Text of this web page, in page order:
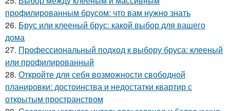
профилированным брусом: что вам нужно знать
26. Брус или клееный брус: какой выбор для вашего
дома
27. Профессиональный подход к выбору бруса: клееный
или профилированный
28. Откройте для себя возможности свободной
планировки: достоинства и недостатки квартир с
открытым пространством